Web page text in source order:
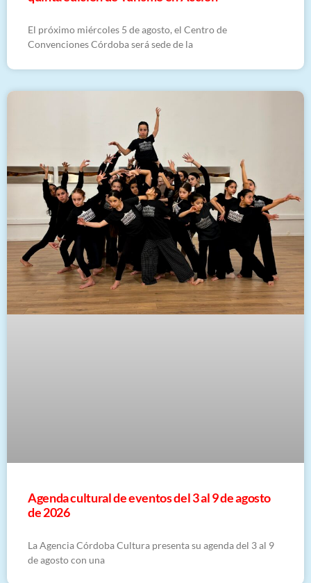
El próximo miércoles 5 de agosto, el Centro de
Convenciones Córdoba será sede de la
​Agenda cultural de eventos del 3 al 9 de agosto
de 2026
La Agencia Córdoba Cultura presenta su agenda del 3 al 9
de agosto con una